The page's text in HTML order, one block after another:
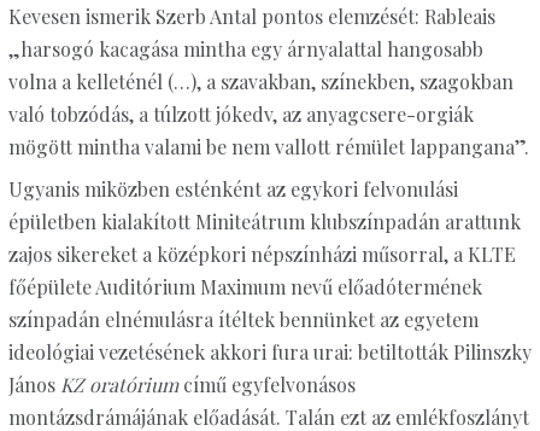
Kevesen ismerik Szerb Antal pontos elemzését: Rableais
„harsogó kacagása mintha egy árnyalattal hangosabb
volna a kelleténél (…), a szavakban, színekben, szagokban
való tobzódás, a túlzott jókedv, az anyagcsere-orgiák
mögött mintha valami be nem vallott rémület lappangana”.
Ugyanis miközben esténként az egykori felvonulási
épületben kialakított Miniteátrum klubszínpadán arattunk
zajos sikereket a középkori népszínházi műsorral, a KLTE
főépülete Auditórium Maximum nevű előadótermének
színpadán elnémulásra ítéltek bennünket az egyetem
ideológiai vezetésének akkori fura urai: betiltották Pilinszky
János KZ oratóriumcímű egyfelvonásos
montázsdrámájának előadását. Talán ezt az emlékfoszlányt